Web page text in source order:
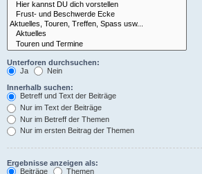
Unterforen durchsuchen:
Ja
Nein
Innerhalb suchen:
Betreff und Text der Beiträge
Nur im Text der Beiträge
Nur im Betreff der Themen
Nur im ersten Beitrag der Themen
Ergebnisse anzeigen als:
Beiträge
Themen